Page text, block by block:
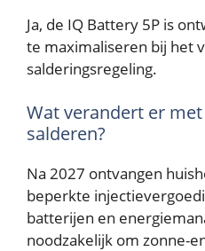
Ja, de IQ Battery 5P is
te maximaliseren bij het
salderingsregeling.
Wat verandert er
salderen?
Na 2027 ontvangen
beperkte
batterijen en
noodzakelijk om zonne-